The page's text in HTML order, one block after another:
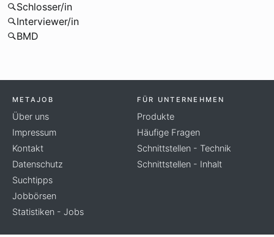
Schlosser/in
Interviewer/in
BMD
METAJOB
Über uns
Impressum
Kontakt
Datenschutz
Suchtipps
Jobbörsen
Statistiken - Jobs
FÜR UNTERNEHMEN
Produkte
Häufige Fragen
Schnittstellen - Technik
Schnittstellen - Inhalt